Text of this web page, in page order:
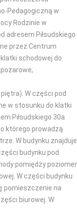
Pedagogiczną w
Rodzinie w
adresem Piłsudskiego
przez Centrum
schodowej do
W części pod
w stosunku do klatki
Piłsudskiego 30a
którego prowadzą
W budynku znajduje
budynku pod
pomiędzy
W części budynku
pomieszczenie na
biurowej. W